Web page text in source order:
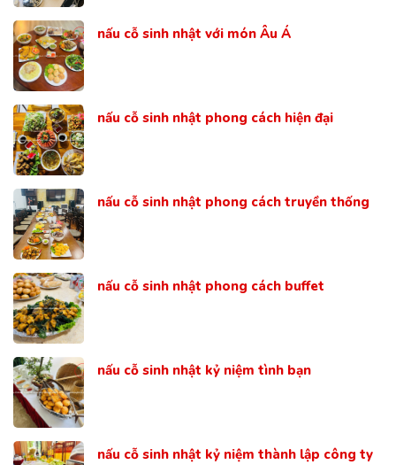
nấu cỗ sinh nhật với món Âu Á
nấu cỗ sinh nhật phong cách hiện đại
nấu cỗ sinh nhật phong cách truyền thống
nấu cỗ sinh nhật phong cách buffet
nấu cỗ sinh nhật kỷ niệm tình bạn
nấu cỗ sinh nhật kỷ niệm thành lập công ty